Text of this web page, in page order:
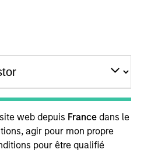
web depuis France dans le
agir pour mon propre
pour être qualifié